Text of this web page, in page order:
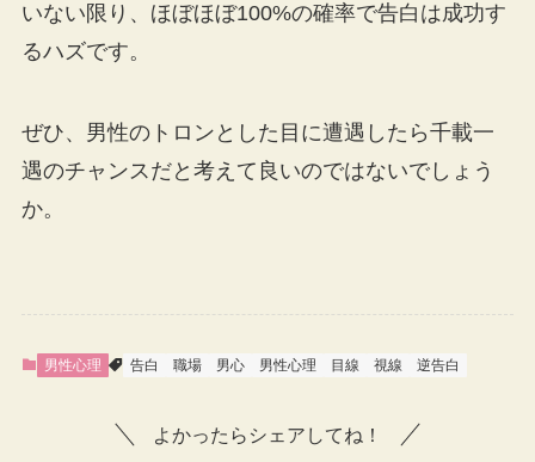
いない限り、ほぼほぼ100%の確率で告白は成功す
るハズです。
ぜひ、男性のトロンとした目に遭遇したら千載一
遇のチャンスだと考えて良いのではないでしょう
か。
男性心理 告白 職場 男心 男性心理 目線 視線 逆告白
よかったらシェアしてね！